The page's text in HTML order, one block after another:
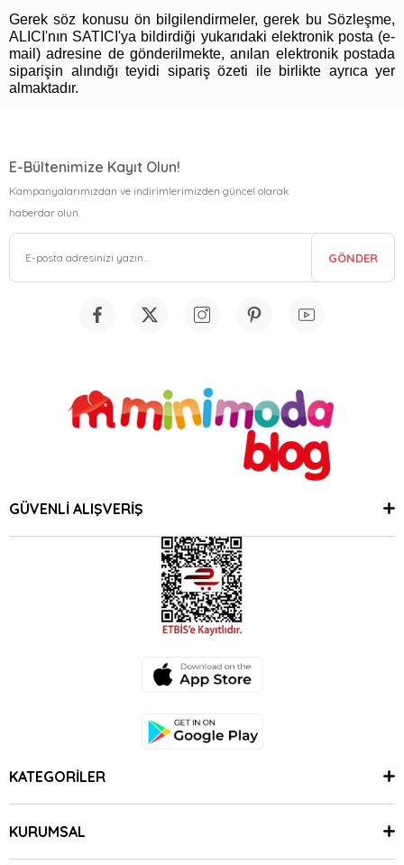
Gerek söz konusu ön bilgilendirmeler, gerek bu Sözleşme,
ALICI'nın SATICI'ya bildirdiği yukarıdaki elektronik posta (e-
mail) adresine de gönderilmekte, anılan elektronik postada
siparişin alındığı teyidi sipariş özeti ile birlikte ayrıca yer
almaktadır.
E-Bültenimize Kayıt Olun!
Kampanyalarımızdan ve indirimlerimizden güncel olarak
haberdar olun.
GÖNDER
GÜVENLİ ALIŞVERİŞ
KATEGORİLER
KURUMSAL